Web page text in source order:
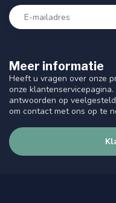
Meer informatie
Heeft u vragen over onze
onze
antwoorden op
om contact met ons op te